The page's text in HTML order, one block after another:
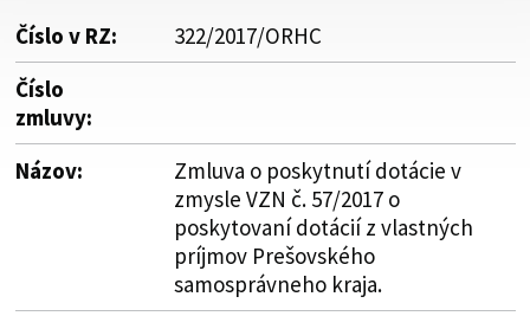
Číslo v RZ:
322/2017/ORHC
Číslo
zmluvy:
Názov:
Zmluva o poskytnutí dotácie v
zmysle VZN č. 57/2017 o
poskytovaní dotácií z vlastných
príjmov Prešovského
samosprávneho kraja.